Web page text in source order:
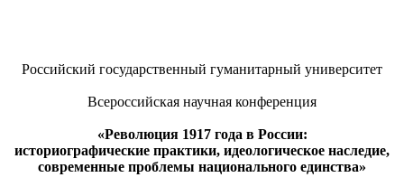
Российский государственный гуманитарный университет
Всероссийская научная конференция
«Революция 1917 года в России:
историографические практики, идеологическое наследие,
современные проблемы национального единства»